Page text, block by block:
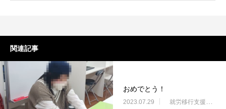
関連記事
おめでとう！
2023.07.29 就労移行支援・ニコサービス城東センター